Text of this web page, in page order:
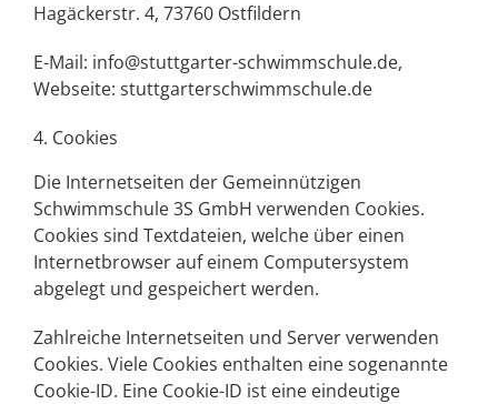
Hagäckerstr. 4, 73760 Ostfildern
E-Mail: info@stuttgarter-schwimmschule.de,
Webseite: stuttgarterschwimmschule.de
4. Cookies
Die Internetseiten der Gemeinnützigen
Schwimmschule 3S GmbH verwenden Cookies.
Cookies sind Textdateien, welche über einen
Internetbrowser auf einem Computersystem
abgelegt und gespeichert werden.
Zahlreiche Internetseiten und Server verwenden
Cookies. Viele Cookies enthalten eine sogenannte
Cookie-ID. Eine Cookie-ID ist eine eindeutige